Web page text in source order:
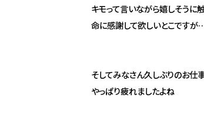
キモって言いながら嬉しそうに触
命に感謝して欲しいとこです
そしてみなさん久しぶりのお仕
やっぱり疲れましたよね